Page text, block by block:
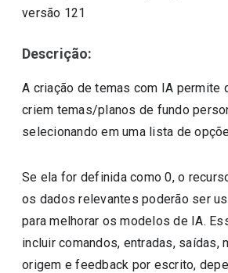
versão 121
Descrição:
A criação de temas com IA permite
criem temas/planos de fundo
selecionando em uma lista de
Se ela for definida como 0, o
os dados relevantes poderão ser
para melhorar os modelos de IA.
incluir comandos, entradas, saídas,
origem e feedback por escrito,